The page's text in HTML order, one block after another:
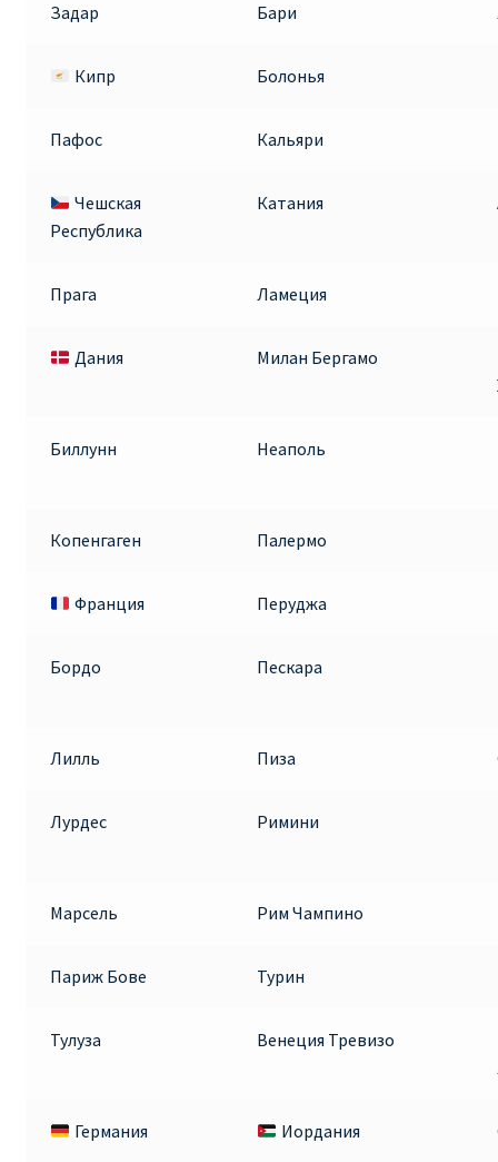
Задар Бари
Кипр Болонья
Пафос Кальяри
Чешская
Республика
Катания
Прага Ламеция
Дания Милан Бергамо
Биллунн Неаполь
Копенгаген Палермо
Франция Перуджа
Бордо Пескара
Лилль Пиза
Лурдес Римини
Марсель Рим Чампино
Париж Бове Турин
Тулуза Венеция Тревизо
Германия Иордания